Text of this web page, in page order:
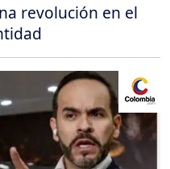
revolución en el